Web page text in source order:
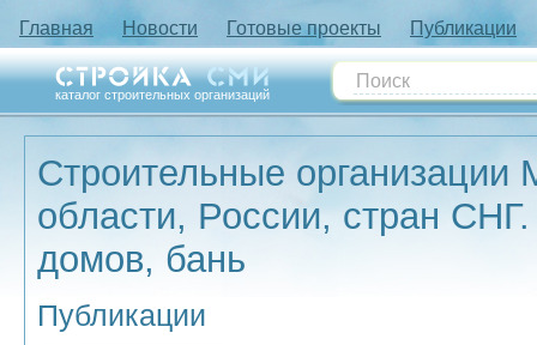
Главная Новости Готовые проекты Публикации
каталог строительных организаций
Строительные организации
области, России, стран
домов, бань
Публикации